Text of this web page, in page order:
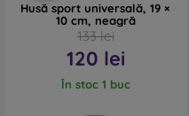
Husă sport universală, 19 ×
10 cm, neagră
133 lei
120 lei
În stoc 1 buc